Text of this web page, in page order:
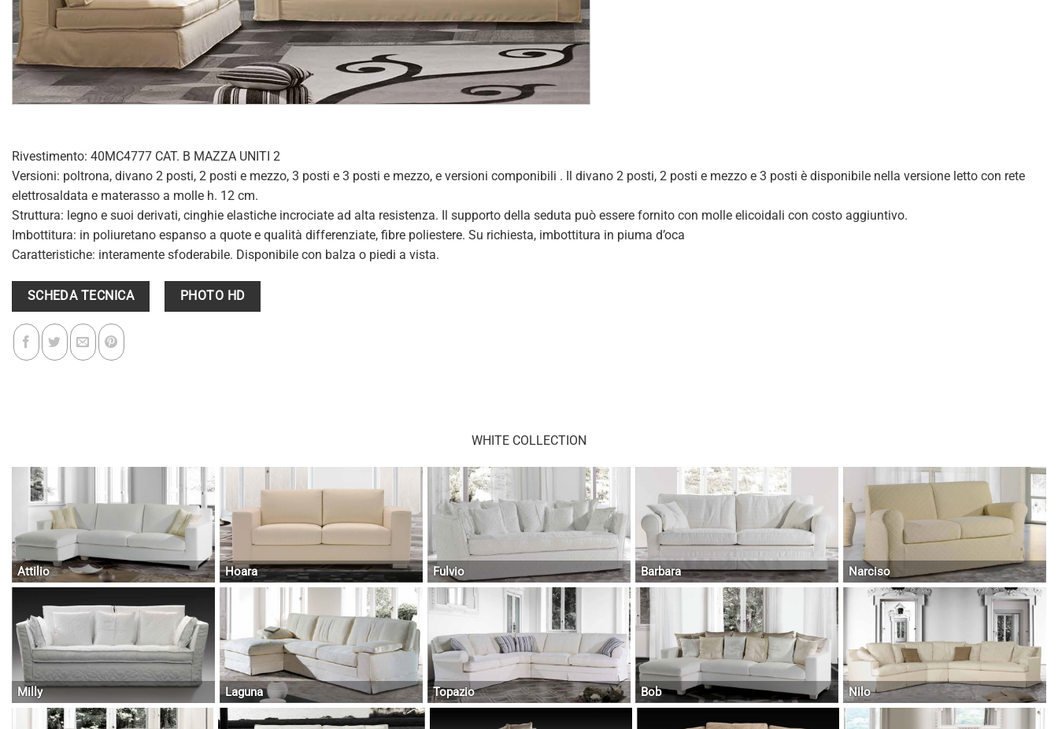
Rivestimento: 40MC4777 CAT. B MAZZA UNITI 2
Versioni: poltrona, divano 2 posti, 2 posti e mezzo, 3 posti e 3 posti e mezzo, e versioni componibili . Il divano 2 posti, 2 posti e mezzo e 3 posti è disponibile nella versione letto con rete
elettrosaldata e materasso a molle h. 12 cm.
Struttura: legno e suoi derivati, cinghie elastiche incrociate ad alta resistenza. Il supporto della seduta può essere fornito con molle elicoidali con costo aggiuntivo.
Imbottitura: in poliuretano espanso a quote e qualità differenziate, fibre poliestere. Su richiesta, imbottitura in piuma d’oca
Caratteristiche: interamente sfoderabile. Disponibile con balza o piedi a vista.
SCHEDA TECNICA PHOTO HD
WHITE COLLECTION
Attilio Hoara Fulvio Barbara Narciso
Milly Laguna Topazio Bob Nilo